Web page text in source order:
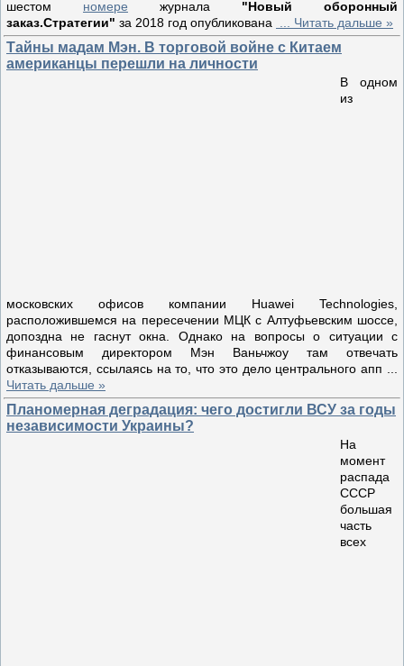
шестом номере журнала "Новый оборонный
заказ.Стратегии" за 2018 год опубликована Читать дальше »
Тайны мадам Мэн. В торговой войне с Китаем
американцы перешли на личности
В одном
из
московских офисов компании Huawei Technologies,
расположившемся на пересечении МЦК с Алтуфьевским шоссе,
допоздна не гаснут окна. Однако на вопросы о ситуации с
финансовым директором Мэн Ваньчжоу там отвечать
отказываются, ссылаясь на то, что это дело центрального апп
Читать дальше »
Планомерная деградация: чего достигли ВСУ за годы
независимости Украины?
На
момент
распада
СССР
большая
часть
всех